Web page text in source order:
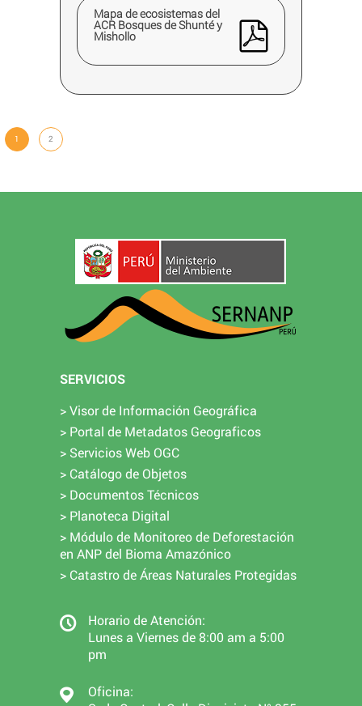
Mapa de ecosistemas del
ACR Bosques de Shunté y
Mishollo
1 2
SERVICIOS
> Visor de Información Geográfica
> Portal de Metadatos Geograficos
> Servicios Web OGC
> Catálogo de Objetos
> Documentos Técnicos
> Planoteca Digital
> Módulo de Monitoreo de Deforestación
en ANP del Bioma Amazónico
> Catastro de Áreas Naturales Protegidas
Horario de Atención:
Lunes a Viernes de 8:00 am a 5:00
pm
Oficina: